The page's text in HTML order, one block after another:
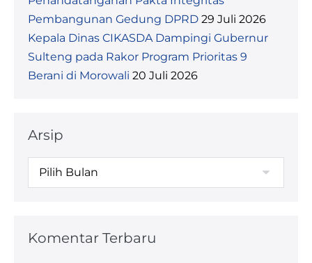
Pembangunan Gedung DPRD 29 Juli 2026
Kepala Dinas CIKASDA Dampingi Gubernur
Sulteng pada Rakor Program Prioritas 9
Berani di Morowali 20 Juli 2026
Arsip
Komentar Terbaru